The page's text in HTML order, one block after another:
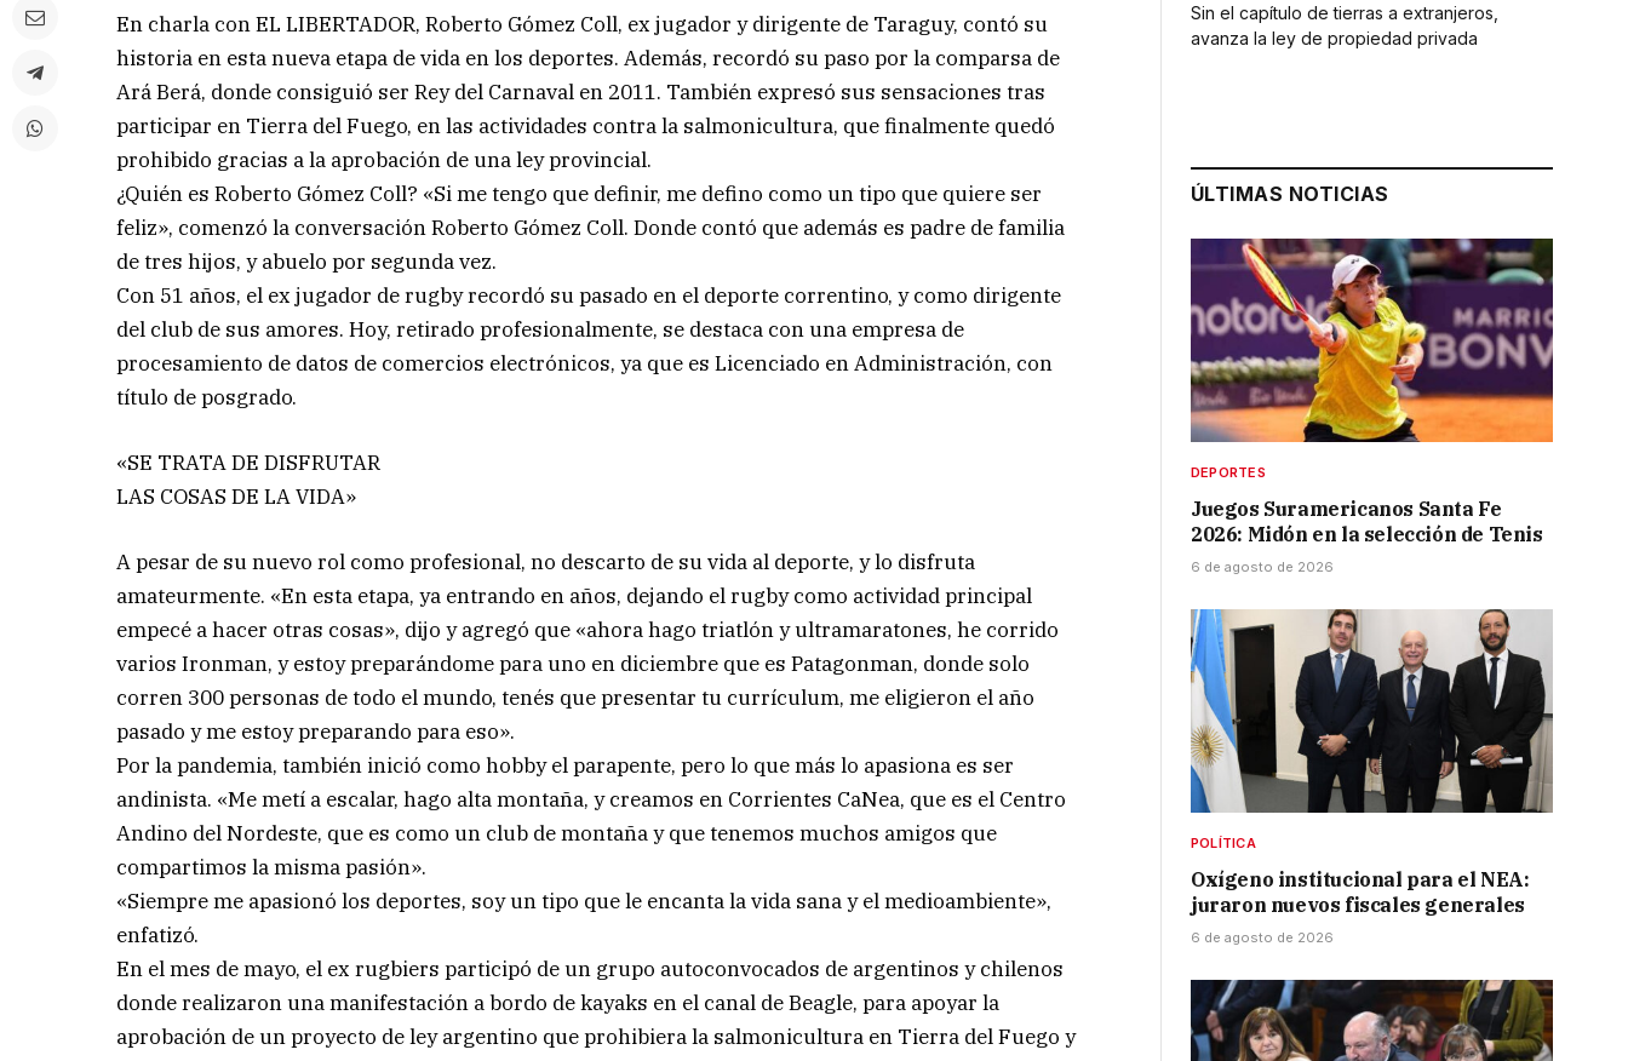
En charla con EL LIBERTADOR, Roberto Gómez Coll, ex jugador y dirigente de Taraguy, contó su
historia en esta nueva etapa de vida en los deportes. Además, recordó su paso por la comparsa de
Ará Berá, donde consiguió ser Rey del Carnaval en 2011. También expresó sus sensaciones tras
participar en Tierra del Fuego, en las actividades contra la salmonicultura, que finalmente quedó
prohibido gracias a la aprobación de una ley provincial.
¿Quién es Roberto Gómez Coll? «Si me tengo que definir, me defino como un tipo que quiere ser
feliz», comenzó la conversación Roberto Gómez Coll. Donde contó que además es padre de familia
de tres hijos, y abuelo por segunda vez.
Con 51 años, el ex jugador de rugby recordó su pasado en el deporte correntino, y como dirigente
del club de sus amores. Hoy, retirado profesionalmente, se destaca con una empresa de
procesamiento de datos de comercios electrónicos, ya que es Licenciado en Administración, con
título de posgrado.
«SE TRATA DE DISFRUTAR
LAS COSAS DE LA VIDA»
A pesar de su nuevo rol como profesional, no descarto de su vida al deporte, y lo disfruta
amateurmente. «En esta etapa, ya entrando en años, dejando el rugby como actividad principal
empecé a hacer otras cosas», dijo y agregó que «ahora hago triatlón y ultramaratones, he corrido
varios Ironman, y estoy preparándome para uno en diciembre que es Patagonman, donde solo
corren 300 personas de todo el mundo, tenés que presentar tu currículum, me eligieron el año
pasado y me estoy preparando para eso».
Por la pandemia, también inició como hobby el parapente, pero lo que más lo apasiona es ser
andinista. «Me metí a escalar, hago alta montaña, y creamos en Corrientes CaNea, que es el Centro
Andino del Nordeste, que es como un club de montaña y que tenemos muchos amigos que
compartimos la misma pasión».
«Siempre me apasionó los deportes, soy un tipo que le encanta la vida sana y el medioambiente»,
enfatizó.
En el mes de mayo, el ex rugbiers participó de un grupo autoconvocados de argentinos y chilenos
donde realizaron una manifestación a bordo de kayaks en el canal de Beagle, para apoyar la
aprobación de un proyecto de ley argentino que prohibiera la salmonicultura en Tierra del Fuego y
Sin el capítulo de tierras a extranjeros,
avanza la ley de propiedad privada
ÚLTIMAS NOTICIAS
DEPORTES
Juegos Suramericanos Santa Fe
2026: Midón en la selección de Tenis
6 de agosto de 2026
POLÍTICA
Oxígeno institucional para el NEA:
juraron nuevos fiscales generales
6 de agosto de 2026